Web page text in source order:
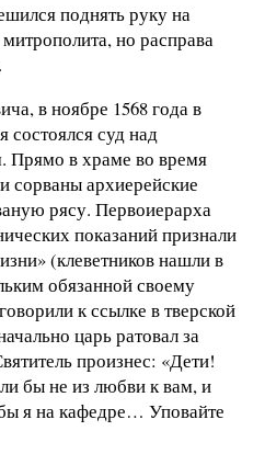
поднять руку на
но расправа
в ноябре 1568 года в
суд над
Прямо в храме во время
сорваны архиерейские
рясу. Первоиерарха
показаний признали
(клеветников нашли в
обязанной своему
к ссылке в тверской
царь ратовал за
произнес: «Дети!
бы не из любви к вам, и
я на кафедре… Уповайте